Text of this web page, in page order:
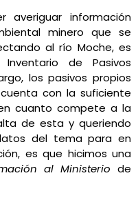
información
minero que se
al río Moche, es
de Pasivos
los pasivos propios
con la suficiente
cuanto compete a la
de esta y queriendo
del tema para en
es que hicimos una
al Ministerio de